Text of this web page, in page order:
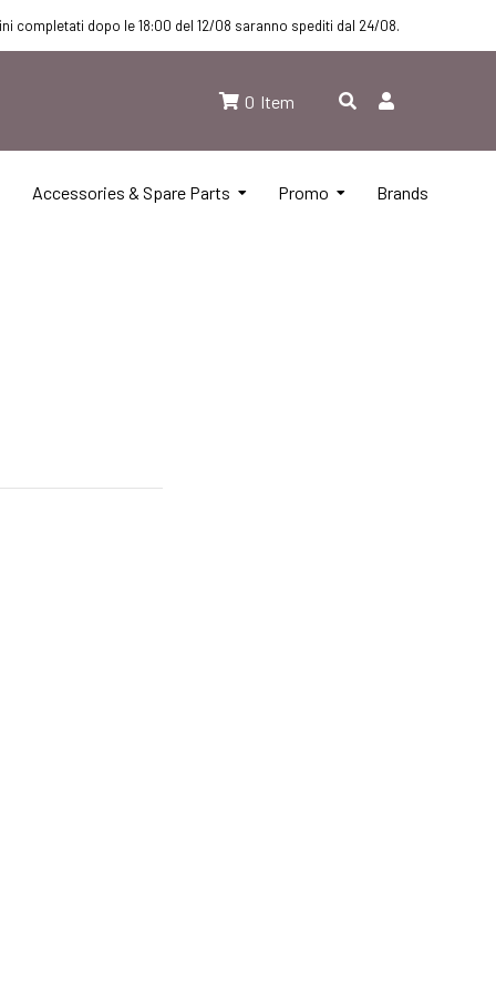
completati dopo le 18:00 del 12/08 saranno spediti dal 24/08.
0 Item
Accessories & Spare Parts Promo Brands